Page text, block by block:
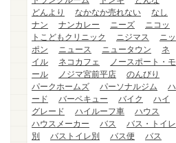
どんより
なかなか売れない
なし
ナン
ナンカレー ニーズ
ニコッ
トこどもクリニック
ニジマス
ニッ
ポン
ニュース ニュータウン
ネ
イル
ネコカフェ
ノースポート・モ
ール
ノジマ宮前平店
のんびり
パークホームズ
パーソナルジム
ハ
ード
バーベキュー バイク
ハイ
グレード
ハイルーフ車
ハウス
ハウスメーカー
バス
バス・トイレ
別
バストイレ別 バス便
バス